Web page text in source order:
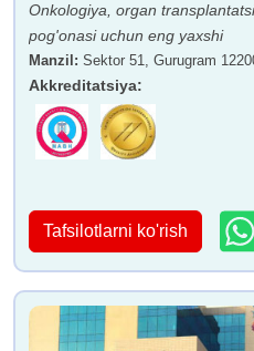
Onkologiya, organ
pog'onasi uchun eng yaxshi
Manzil : Sektor 51, Gurugram
Akkreditatsiya:
Tafsilotlarni ko'rish